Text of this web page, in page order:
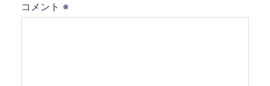
コメント ※